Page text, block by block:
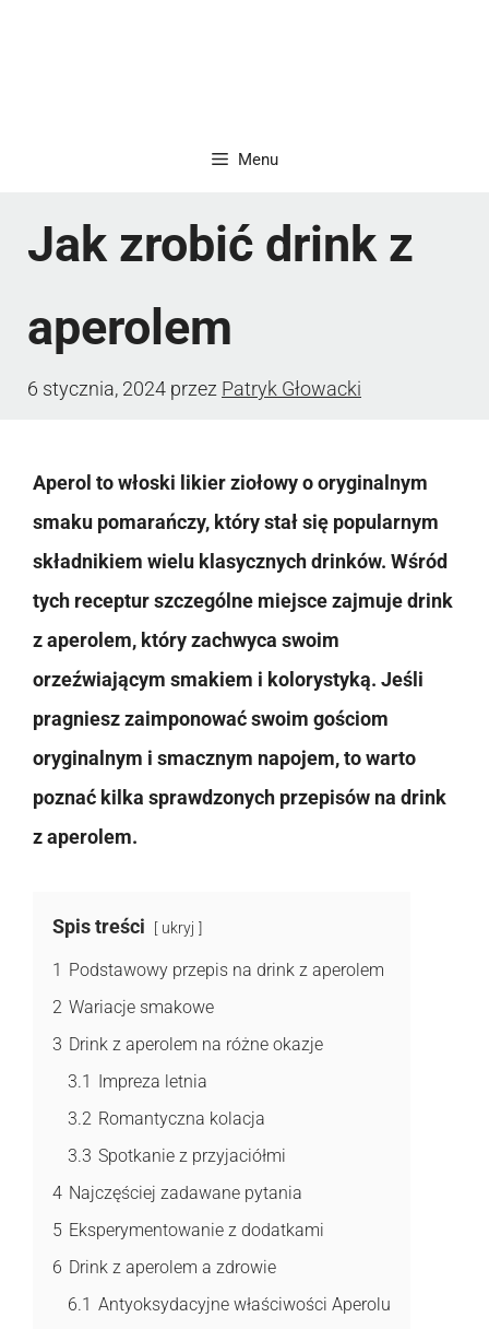
Menu
Jak zrobić drink z
aperolem
6 stycznia, 2024 przez Patryk Głowacki
Aperol to włoski likier ziołowy o oryginalnym
smaku pomarańczy, który stał się popularnym
składnikiem wielu klasycznych drinków. Wśród
tych receptur szczególne miejsce zajmuje drink
z aperolem, który zachwyca swoim
orzeźwiającym smakiem i kolorystyką. Jeśli
pragniesz zaimponować swoim gościom
oryginalnym i smacznym napojem, to warto
poznać kilka sprawdzonych przepisów na drink
z aperolem.
Spis treści ukryj
1 Podstawowy przepis na drink z aperolem
2 Wariacje smakowe
3 Drink z aperolem na różne okazje
3.1 Impreza letnia
3.2 Romantyczna kolacja
3.3 Spotkanie z przyjaciółmi
4 Najczęściej zadawane pytania
5 Eksperymentowanie z dodatkami
6 Drink z aperolem a zdrowie
6.1 Antyoksydacyjne właściwości Aperolu